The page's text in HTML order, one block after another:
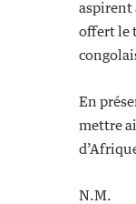
aspirent
offert le
En
mettre
N.M.